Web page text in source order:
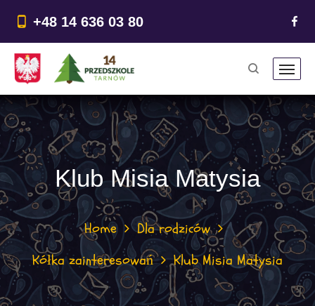
treści
+48 14 636 03 80
Klub Misia Matysia
Home
Dla rodziców
Kółka zainteresowań
Klub Misia Matysia